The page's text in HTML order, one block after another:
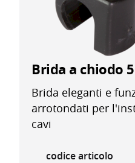
Brida a chiodo
Brida eleganti e
arrotondati per
cavi
codice articolo